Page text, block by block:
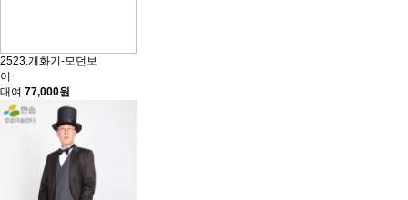
2523.개화기-모던보
이
대여 77,000원